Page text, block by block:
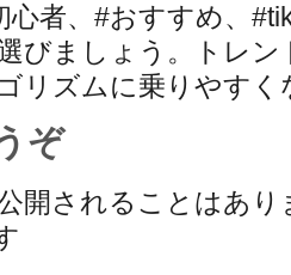
者、#おすすめ、
びましょう。トレ
リズムに乗りやすく
ぞ
開されることはあ